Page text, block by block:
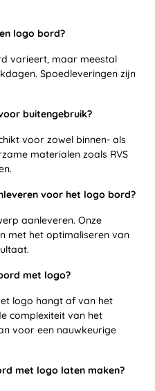
logo bord?
varieert, maar meestal
Spoedleveringen zijn
buitengebruik?
voor zowel binnen- als
materialen zoals RVS
voor het logo bord?
aanleveren. Onze
met het optimaliseren van
met logo?
logo hangt af van het
complexiteit van het
voor een nauwkeurige
met logo laten maken?